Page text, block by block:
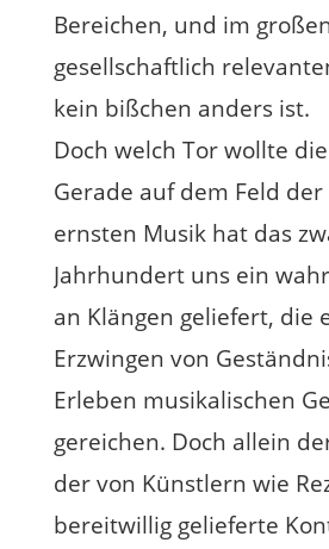
Bereichen, und im
gesellschaftlich
kein bißchen anders ist.
Doch welch Tor wollte
Gerade auf dem Feld
ernsten Musik hat das
Jahrhundert uns ein
an Klängen geliefert, die
Erzwingen von
Erleben musikalischen
gereichen. Doch allein
der von Künstlern wie
bereitwillig gelieferte